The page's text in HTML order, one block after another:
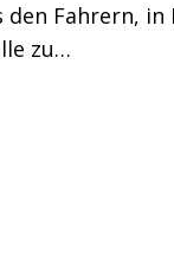
den Fahrern,
zu…